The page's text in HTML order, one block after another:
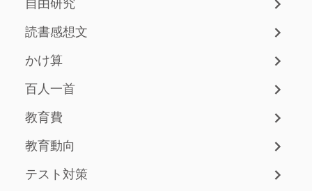
自由研究
読書感想文
かけ算
百人一首
教育費
教育動向
テスト対策